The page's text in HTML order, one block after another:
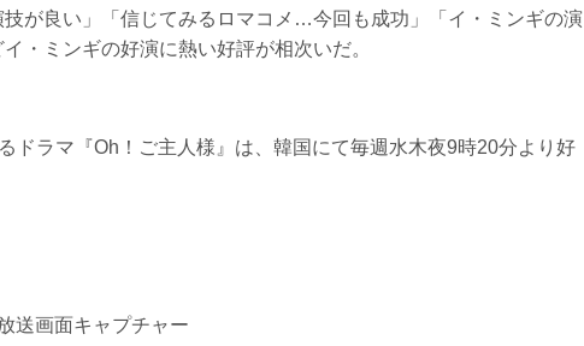
技が良い」「信じてみるロマコメ…今回も成功」「イ・ミンギの演
・ミンギの好演に熱い好評が相次いだ。
ドラマ『Oh！ご主人様』は、韓国にて毎週水木夜9時20分より好
送画面キャプチャー